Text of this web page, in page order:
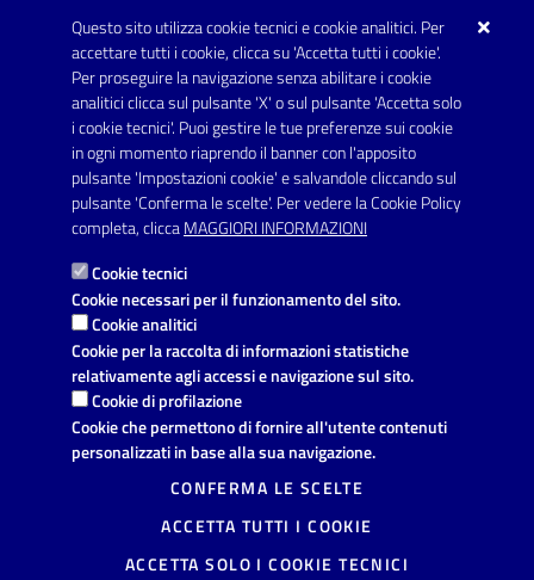
Questo sito utilizza cookie tecnici e cookie analitici. Per
accettare tutti i cookie, clicca su 'Accetta tutti i cookie'.
Per proseguire la navigazione senza abilitare i cookie
analitici clicca sul pulsante 'X' o sul pulsante 'Accetta solo
i cookie tecnici'. Puoi gestire le tue preferenze sui cookie
in ogni momento riaprendo il banner con l'apposito
pulsante 'Impostazioni cookie' e salvandole cliccando sul
pulsante 'Conferma le scelte'. Per vedere la Cookie Policy
completa, cliccaMAGGIORI INFORMAZIONI
Cookie tecnici
Cookie necessari per il funzionamento del sito.
Cookie analitici
Cookie per la raccolta di informazioni statistiche
relativamente agli accessi e navigazione sul sito.
Cookie di profilazione
Cookie che permettono di fornire all'utente contenuti
personalizzati in base alla sua navigazione.
CONFERMA LE SCELTE
ACCETTA TUTTI I COOKIE
ACCETTA SOLO I COOKIE TECNICI
Posta Elettronica Certificata:
protocollo.comunecarmiano@pec.rupar.puglia.it
URP - Ufficio Relazioni con il Pubblico
Link utili
Informativa privacy
Dichiarazione di accessibilità
Note legali
Domande frequenti
Richiesta di assistenza
Segnalazione disservizio
Prenotazione appuntamento